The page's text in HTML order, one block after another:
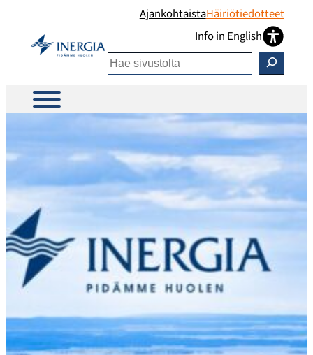
AjankohtaistaHäiriötiedotteet
Info in English
Etsi